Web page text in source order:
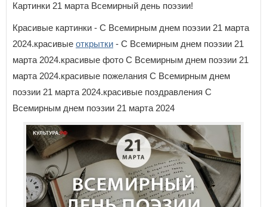
Картинки 21 марта Всемирный день поэзии!
Красивые картинки - С Всемирным днем поэзии 21 марта
2024.красивые открытки - С Всемирным днем поэзии 21
марта 2024.красивые фото С Всемирным днем поэзии 21
марта 2024.красивые пожелания С Всемирным днем
поэзии 21 марта 2024.красивые поздравления С
Всемирным днем поэзии 21 марта 2024